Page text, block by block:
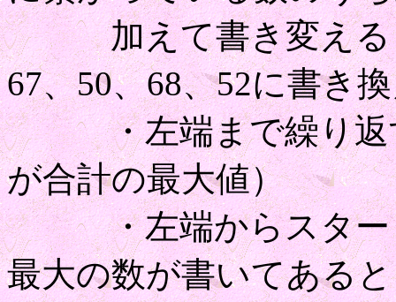
加えて書き変える（
67、50、68、52に書き
・左端まで繰り返す
が合計の最大値）
・左端からスタート
最大の数が書いてある